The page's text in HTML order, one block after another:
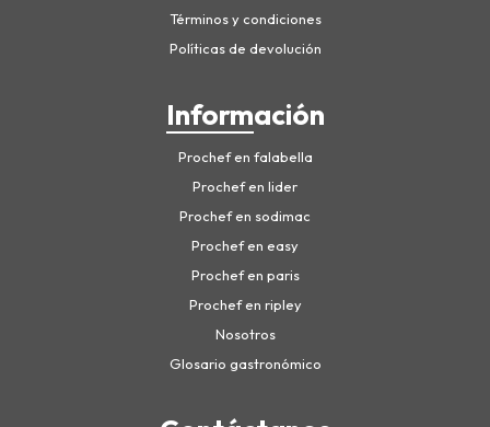
Términos y condiciones
Políticas de devolución
Información
Prochef en falabella
Prochef en lider
Prochef en sodimac
Prochef en easy
Prochef en paris
Prochef en ripley
Nosotros
Glosario gastronómico